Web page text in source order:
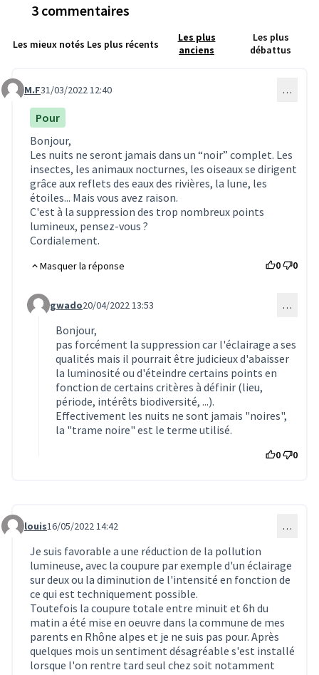
3 commentaires
Les mieux notés Les plus récents
Les plus
anciens
Les plus
débattus
Commentaire 1981
M.F31/03/2022 12:40 …
Pour
Bonjour,
Les nuits ne seront jamais dans un “noir” complet. Les
insectes, les animaux nocturnes, les oiseaux se dirigent
grâce aux reflets des eaux des rivières, la lune, les
étoiles... Mais vous avez raison.
C'est à la suppression des trop nombreux points
lumineux, pensez-vous ?
Cordialement.
Masquer la réponse 0 0
Commentaire 1982 (réponse au commentaire 1981)
gwado20/04/2022 13:53 …
Bonjour,
pas forcément la suppression car l'éclairage a ses
qualités mais il pourrait être judicieux d'abaisser
la luminosité ou d'éteindre certains points en
fonction de certains critères à définir (lieu,
période, intérêts biodiversité, ...).
Effectivement les nuits ne sont jamais "noires",
la "trame noire" est le terme utilisé.
0 0
Commentaire 1993
louis16/05/2022 14:42 …
Je suis favorable a une réduction de la pollution
lumineuse, avec la coupure par exemple d'un éclairage
sur deux ou la diminution de l'intensité en fonction de
ce qui est techniquement possible.
Toutefois la coupure totale entre minuit et 6h du
matin a été mise en oeuvre dans la commune de mes
parents en Rhône alpes et je ne suis pas pour. Après
quelques mois un sentiment désagréable s'est installé
lorsque l'on rentre tard seul chez soit notamment